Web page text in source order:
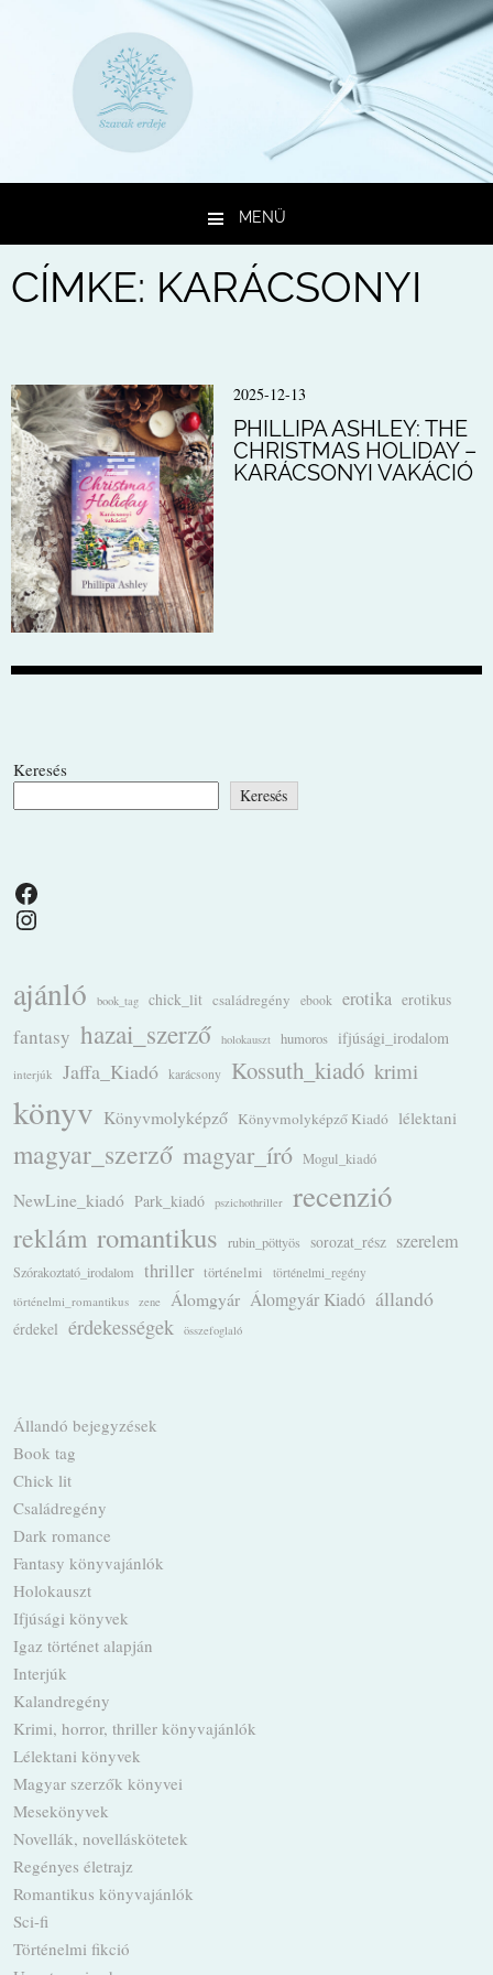
MENÜ
Kilépés a tartalomba
CÍMKE: KARÁCSONYI
2025-12-13
PHILLIPA ASHLEY: THE
CHRISTMAS HOLIDAY –
KARÁCSONYI VAKÁCIÓ
Keresés
Keresés
Facebook
Instagram
ajánló book_tag chick_lit családregény ebook erotika erotikus
fantasy hazai_szerző holokauszt humoros ifjúsági_irodalom
interjúk Jaffa_Kiadó karácsony Kossuth_kiadó krimi
könyv Könyvmolyképző Könyvmolyképző Kiadó lélektani
magyar_szerző magyar_író Mogul_kiadó
NewLine_kiadó Park_kiadó pszichothriller recenzió
reklám romantikus rubin_pöttyös sorozat_rész szerelem
Szórakoztató_irodalom thriller történelmi
történelmi_regény
történelmi_romantikus
zene Álomgyár Álomgyár Kiadó állandó
érdekel érdekességek összefoglaló
Állandó bejegyzések
Book tag
Chick lit
Családregény
Dark romance
Fantasy könyvajánlók
Holokauszt
Ifjúsági könyvek
Igaz történet alapján
Interjúk
Kalandregény
Krimi, horror, thriller könyvajánlók
Lélektani könyvek
Magyar szerzők könyvei
Mesekönyvek
Novellák, novelláskötetek
Regényes életrajz
Romantikus könyvajánlók
Sci-fi
Történelmi fikció